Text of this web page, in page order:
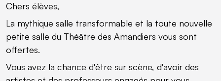
Chers élèves,
La mythique salle transformable et la toute nouvelle
petite salle du Théâtre des Amandiers vous sont
offertes.
Vous avez la chance d'être sur scène, d'avoir des